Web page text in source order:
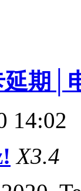
期│
14:02
X3.4